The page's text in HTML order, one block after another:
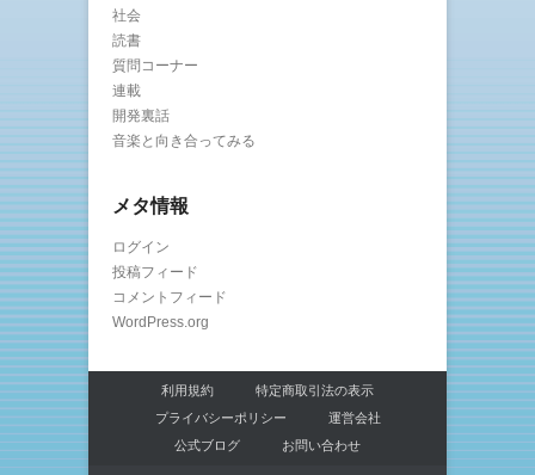
社会
読書
質問コーナー
連載
開発裏話
音楽と向き合ってみる
メタ情報
ログイン
投稿フィード
コメントフィード
WordPress.org
利用規約
特定商取引法の表示
プライバシーポリシー
運営会社
公式ブログ
お問い合わせ